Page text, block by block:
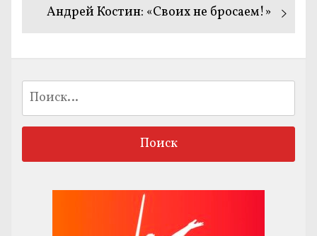
Следующая
Андрей Костин: «Своих не бросаем!»
Найти: